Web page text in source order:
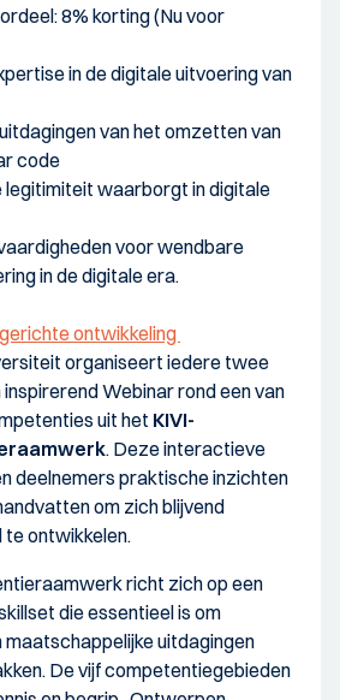
8% korting (Nu voor
in de digitale uitvoering van
van het omzetten van
code
legitimiteit waarborgt in digitale
voor wendbare
in de digitale era.
ontwikkeling
organiseert iedere twee
Webinar rond een van
uit het KIVI-
. Deze interactieve
deelnemers praktische inzichten
om zich blijvend
ontwikkelen.
richt zich op een
die essentieel is om
uitdagingen
De vijf competentiegebieden